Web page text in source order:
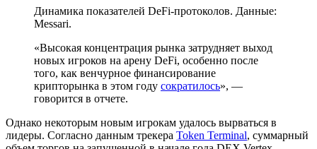
Динамика показателей DeFi-протоколов. Данные:
Messari.
«Высокая концентрация рынка затрудняет выход
новых игроков на арену DeFi, особенно после
того, как венчурное финансирование
крипторынка в этом году сократилось», —
говорится в отчете.
Однако некоторым новым игрокам удалось вырваться в
лидеры. Согласно данным трекера Token Terminal, суммарный